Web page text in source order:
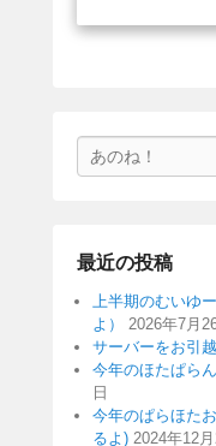
索
最近の投稿
上半期のむいゆ
よ）
2026年7月
サーバーをお引
今年のほたぱら
日
今年のぱらほた
るよ) 2024年12